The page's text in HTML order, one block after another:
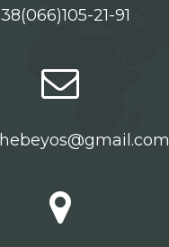
21-91